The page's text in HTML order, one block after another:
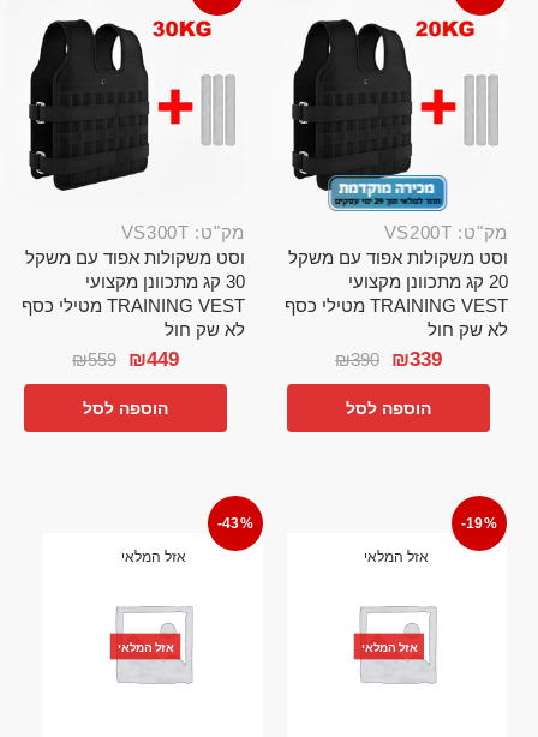
מק"ט: VS200T
וסט משקולות אפוד עם משקל
20 קג מתכוונן מקצועי
TRAINING VEST מטילי כסף
לא שק חול
₪390 ₪339
הוספה לסל
מק"ט: VS300T
וסט משקולות אפוד עם משקל
30 קג מתכוונן מקצועי
TRAINING VEST מטילי כסף
לא שק חול
₪559 ₪449
הוספה לסל
-19%
אזל המלאי
אזל המלאי
-43%
אזל המלאי
אזל המלאי